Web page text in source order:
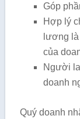
Góp
Hợp lý
lương
của
Người
doanh
Quý doanh